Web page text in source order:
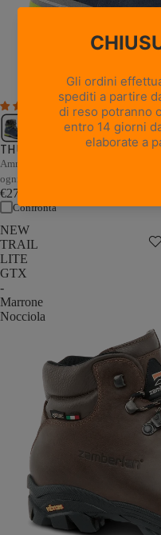
1 recensione
THUNDER GTX - Blu / Grigio
Ammortizzazione e stabilità adattive a
ogni passo
€279,00
Confronta
NEW
TRAIL
LITE
GTX
-
Marrone
Nocciola